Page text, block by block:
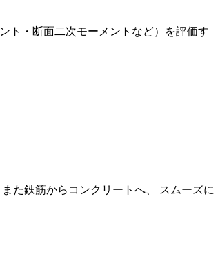
ト・断面二次モーメントなど）を評価す
た鉄筋からコンクリートへ、 スムーズに